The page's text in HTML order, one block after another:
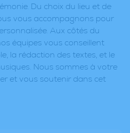
Du choix du lieu et de
vous accompagnons pour
Aux côtés du
équipes vous conseillent
la rédaction des textes, et le
Nous sommes à votre
et vous soutenir dans cet